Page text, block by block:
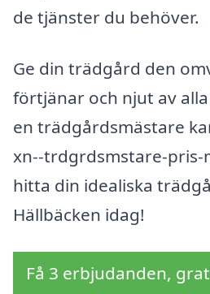
de tjänster du behöver.
Ge din trädgård den
förtjänar och njut av
en trädgårdsmästare
xn--trdgrdsmstare-
hitta din idealiska
Hällbäcken idag!
Få 3 erbjudanden,